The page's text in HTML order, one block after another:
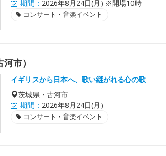
期間： 2026年8月24日(月) ※開場10時
コンサート・音楽イベント
市）
イギリスから日本へ、歌い継がれる心の歌
茨城県・古河市
期間： 2026年8月24日(月)
コンサート・音楽イベント